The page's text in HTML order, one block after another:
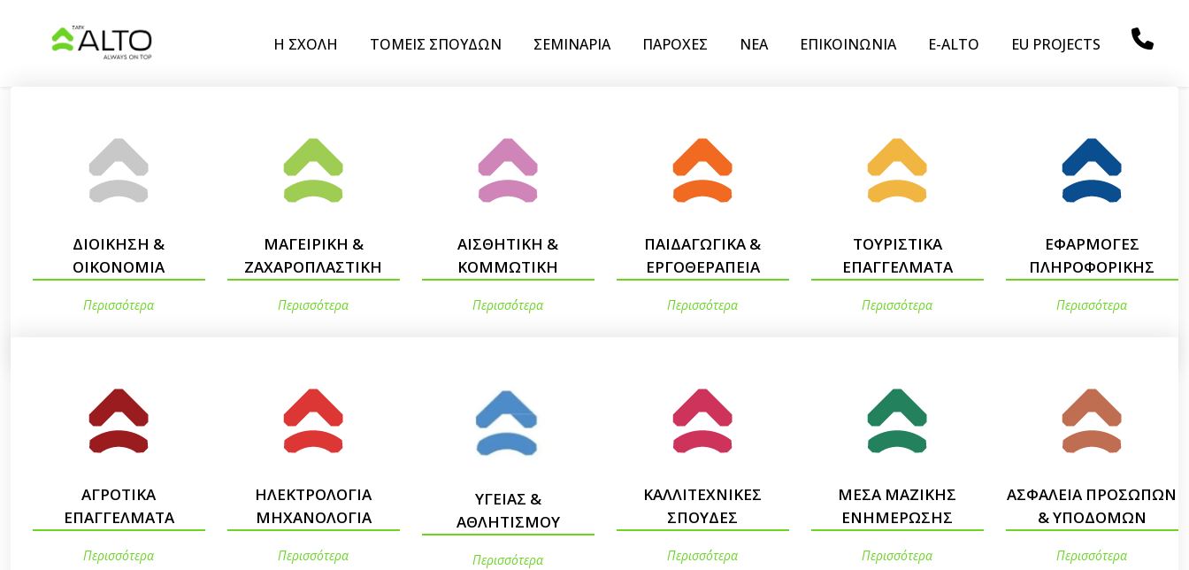
Η ΣΧΟΛΗ ΤΟΜΕΙΣ ΣΠΟΥΔΩΝ ΣΕΜΙΝΑΡΙΑ ΠΑΡΟΧΕΣ ΝΕΑ ΕΠΙΚΟΙΝΩΝΙΑ E-ALTO EU PROJECTS
ΔΙΟΙΚΗΣΗ &
ΟΙΚΟΝΟΜΙΑ
Περισσότερα
ΜΑΓΕΙΡΙΚΗ &
ΖΑΧΑΡΟΠΛΑΣΤΙΚΗ
Περισσότερα
ΑΙΣΘΗΤΙΚΗ &
ΚΟΜΜΩΤΙΚΗ
Περισσ΄ότερα
ΠΑΙΔΑΓΩΓΙΚΑ &
ΕΡΓΟΘΕΡΑΠΕΙΑ
Περισσότερα
ΤΟΥΡΙΣΤΙΚΑ
ΕΠΑΓΓΕΛΜΑΤΑ
Περισσότερα
ΕΦΑΡΜΟΓΕΣ
ΠΛΗΡΟΦΟΡΙΚΗΣ
Περισσότερα
ΑΓΡΟΤΙΚΑ
ΕΠΑΓΓΕΛΜΑΤΑ
Περισσότερα
ΗΛΕΚΤΡΟΛΟΓΙΑ
ΜΗΧΑΝΟΛΟΓΙΑ
Περισσότερα
ΥΓΕΙΑΣ &
ΑΘΛΗΤΙΣΜΟΥ
Περισσότερα
ΚΑΛΛΙΤΕΧΝΙΚΕΣ
ΣΠΟΥΔΕΣ
Περισσ΄ότερα
ΜΕΣΑ ΜΑΖΙΚΗΣ
ΕΝΗΜΕΡΩΣΗΣ
Περισσότερα
ΑΣΦΑΛΕΙΑ ΠΡΟΣΩΠΩΝ
& ΥΠΟΔΟΜΩΝ
Περισσότερα